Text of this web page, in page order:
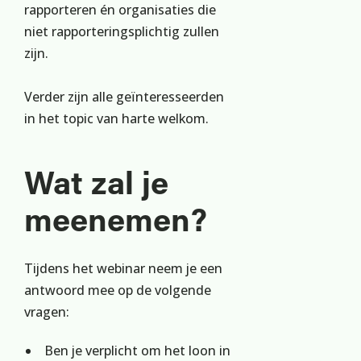
rapporteren én organisaties die
niet rapporteringsplichtig zullen
zijn.
Verder zijn alle geïnteresseerden
in het topic van harte welkom.
Wat zal je
meenemen?
Tijdens het webinar neem je een
antwoord mee op de volgende
vragen:
Ben je verplicht om het loon in